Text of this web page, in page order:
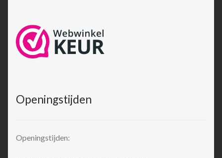
Openingstijden
Openingstijden: